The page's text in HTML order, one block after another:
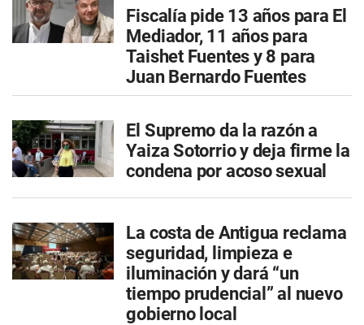
Fiscalía pide 13 años para El
Mediador, 11 años para
Taishet Fuentes y 8 para
Juan Bernardo Fuentes
El Supremo da la razón a
Yaiza Sotorrio y deja firme la
condena por acoso sexual
La costa de Antigua reclama
seguridad, limpieza e
iluminación y dará “un
tiempo prudencial” al nuevo
gobierno local